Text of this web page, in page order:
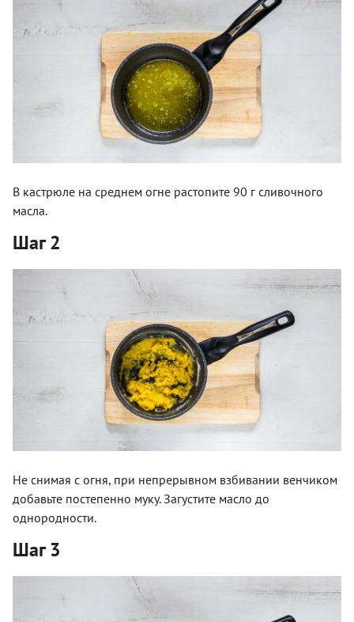
В кастрюле на среднем огне растопите 90 г сливочного
масла.
Шаг 2
Не снимая с огня, при непрерывном взбивании венчиком
добавьте постепенно муку. Загустите масло до
однородности.
Шаг 3